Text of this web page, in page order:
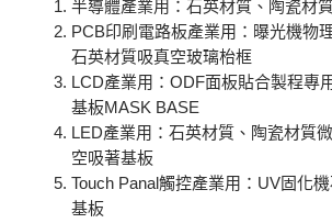
半導體產業用：石英材質、陶瓷材
PCB印刷電路板產業用：曝光機物
石英材質吸真空玻璃枱框
LCD產業用：ODF面板貼合製程專
基板MASK BASE
LED產業用：石英材質、陶瓷材質
空吸著基板
Touch Panal觸控產業用：UV固化
基板